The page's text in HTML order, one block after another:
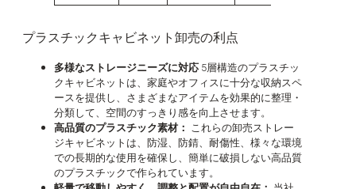
プラスチックキャビネット卸売の利点
多様なストレージニーズに対応 5層構造のプラスチッ
クキャビネットは、家庭やオフィスに十分な収納スペ
ースを提供し、さまざまなアイテムを効果的に整理・
分類して、空間のすっきり感を向上させます。
高品質のプラスチック素材： これらの卸売ストレー
ジキャビネットは、防湿、防錆、耐傷性、様々な環境
での長期的な使用を確保し、簡単に破損しない高品質
のプラスチックで作られています。